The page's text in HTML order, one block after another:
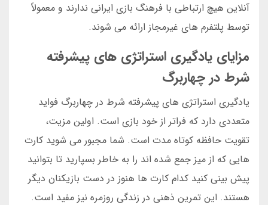
آنلاین هیچ ارتباطی با فرهنگ بازی ایرانی ندارند و معمولاً
توسط پلتفرم های غیرمجاز ارائه می شوند.
مزایای یادگیری استراتژی های پیشرفته
شرط در چهاربرگ
یادگیری استراتژی های پیشرفته شرط در چهاربرگ فواید
متعددی دارد که فراتر از خود بازی است. اولین مزیت،
تقویت حافظه کوتاه مدت است. شما مجبور می شوید کارت
هایی که از میز جمع شده اند را به خاطر بسپارید تا بتوانید
پیش بینی کنید کدام کارت ها هنوز در دست بازیکنان دیگر
هستند. این تمرین ذهنی در زندگی روزمره نیز مفید است.